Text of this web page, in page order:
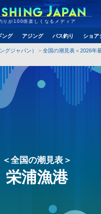
りが100倍楽しくなるメディア
ング アジング バス釣り ショア
グジャパン） 全国の潮見表＜2026年
＜全国の潮見表＞
栄浦漁港